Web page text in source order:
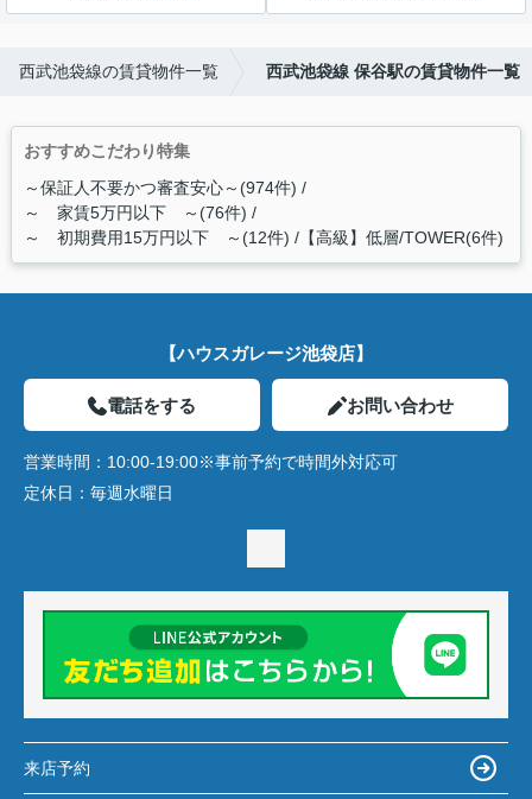
西武池袋線の賃貸物件一覧 西武池袋線 保谷駅の賃貸物件一覧
おすすめこだわり特集
～保証人不要かつ審査安心～(974件)
～ 家賃5万円以下 ～(76件)
～ 初期費用15万円以下 ～(12件) 【高級】低層/TOWER(6件)
【ハウスガレージ池袋店】
電話をする お問い合わせ
営業時間： 10:00-19:00※事前予約で時間外対応可
定休日： 毎週水曜日
来店予約